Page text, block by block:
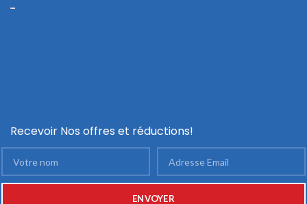
Recevoir Nos offres et réductions!